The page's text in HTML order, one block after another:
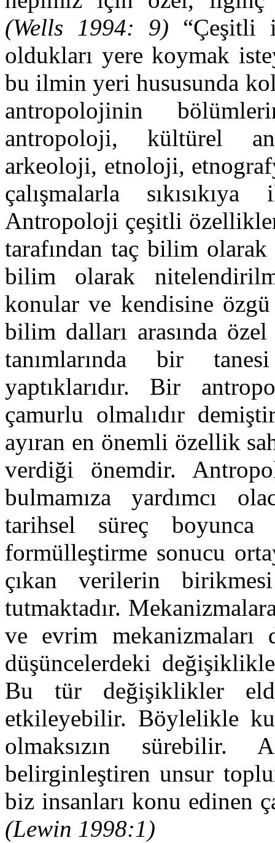
(Wells 1994: 9) “Çeşitli
oldukları yere koymak
bu ilmin yeri hususunda
antropolojinin
antropoloji, kültürel
arkeoloji, etnoloji,
çalışmalarla
Antropoloji çeşitli
tarafından taç bilim olarak
bilim olarak
konular ve kendisine
bilim dalları arasında
tanımlarında bir
yaptıklarıdır. Bir
çamurlu olmalıdır
ayıran en önemli özellik
verdiği önemdir.
bulmamıza yardımcı
tarihsel süreç boyunca
formülleştirme sonucu
çıkan verilerin
tutmaktadır.
ve evrim
düşüncelerdeki
Bu tür değişiklikler
etkileyebilir. Böylelikle
olmaksızın sürebilir.
belirginleştiren unsur
biz insanları konu edinen
(Lewin 1998:1)